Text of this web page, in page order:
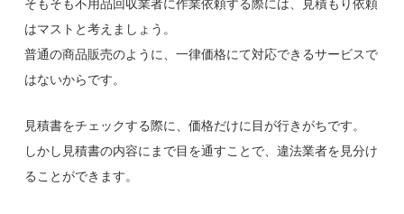
そもそも不用品回収業者に作業依頼する際には、見積もり依頼
はマストと考えましょう。
普通の商品販売のように、一律価格にて対応できるサービスで
はないからです。
見積書をチェックする際に、価格だけに目が行きがちです。
しかし見積書の内容にまで目を通すことで、違法業者を見分け
ることができます。